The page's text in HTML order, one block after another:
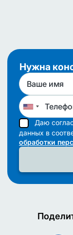
Нужна
Даю
данных в
обработки